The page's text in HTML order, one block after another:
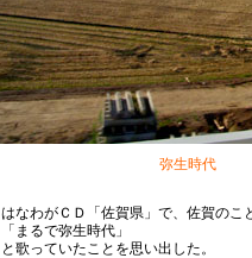
弥生時代
はなわがＣＤ「佐賀県」で、佐賀のこ
「まるで弥生時代」
と歌っていたことを思い出した。